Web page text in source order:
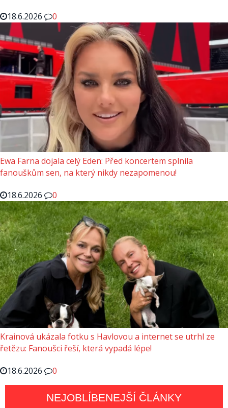
18.6.2026
0
Ewa Farna dojala celý Eden: Před koncertem splnila
fanouškům sen, na který nikdy nezapomenou!
18.6.2026
0
Krainová ukázala fotku s Havlovou a internet se utrhl ze
řetězu: Fanoušci řeší, která vypadá lépe!
18.6.2026
0
NEJOBLÍBENEJŠÍ ČLÁNKY